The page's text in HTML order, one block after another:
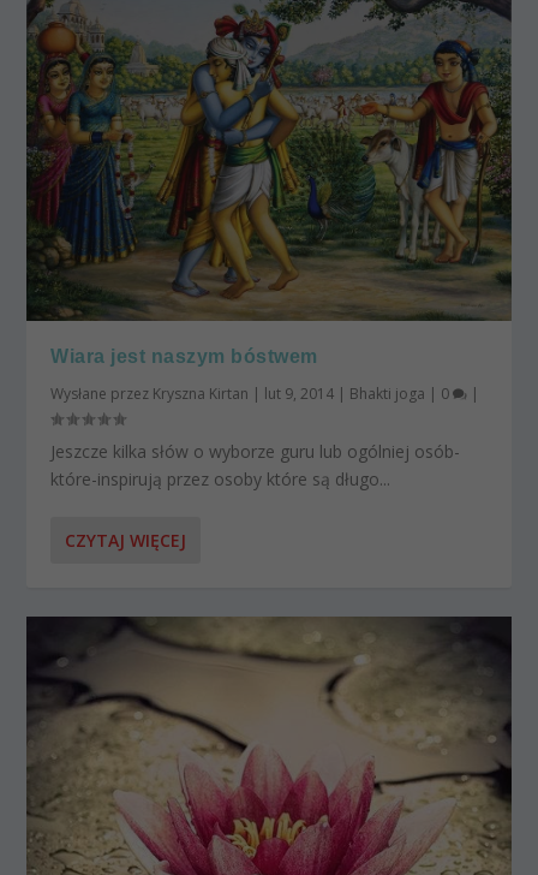
Wiara jest naszym bóstwem
Wysłane przez Kryszna Kirtan | lut 9, 2014 | Bhakti joga | 0 |
Jeszcze kilka słów o wyborze guru lub ogólniej osób-
które-inspirują przez osoby które są długo...
CZYTAJ WIĘCEJ